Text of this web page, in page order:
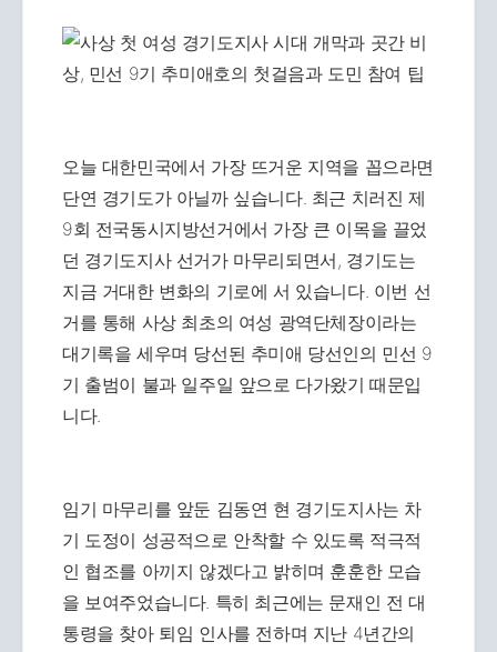
오늘 대한민국에서 가장 뜨거운 지역을 꼽으라면
단연 경기도가 아닐까 싶습니다. 최근 치러진 제
9회 전국동시지방선거에서 가장 큰 이목을 끌었
던 경기도지사 선거가 마무리되면서, 경기도는
지금 거대한 변화의 기로에 서 있습니다. 이번 선
거를 통해 사상 최초의 여성 광역단체장이라는
대기록을 세우며 당선된 추미애 당선인의 민선 9
기 출범이 불과 일주일 앞으로 다가왔기 때문입
니다.
임기 마무리를 앞둔 김동연 현 경기도지사는 차
기 도정이 성공적으로 안착할 수 있도록 적극적
인 협조를 아끼지 않겠다고 밝히며 훈훈한 모습
을 보여주었습니다. 특히 최근에는 문재인 전 대
통령을 찾아 퇴임 인사를 전하며 지난 4년간의